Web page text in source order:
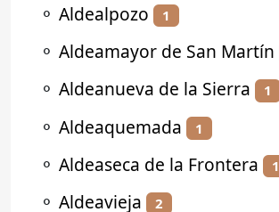
⚬ Aldealpozo 1
⚬ Aldeamayor de San Martín
⚬ Aldeanueva de la Sierra 1
⚬ Aldeaquemada 1
⚬ Aldeaseca de la Frontera 1
⚬ Aldeavieja 2